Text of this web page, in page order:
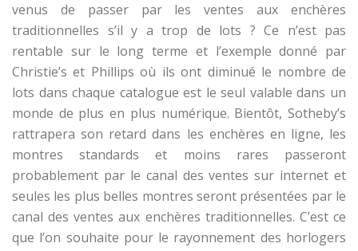
venus de passer par les ventes aux enchères
traditionnelles s’il y a trop de lots ? Ce n’est pas
rentable sur le long terme et l’exemple donné par
Christie’s et Phillips où ils ont diminué le nombre de
lots dans chaque catalogue est le seul valable dans un
monde de plus en plus numérique. Bientôt, Sotheby’s
rattrapera son retard dans les enchères en ligne, les
montres standards et moins rares passeront
probablement par le canal des ventes sur internet et
seules les plus belles montres seront présentées par le
canal des ventes aux enchères traditionnelles. C’est ce
que l’on souhaite pour le rayonnement des horlogers